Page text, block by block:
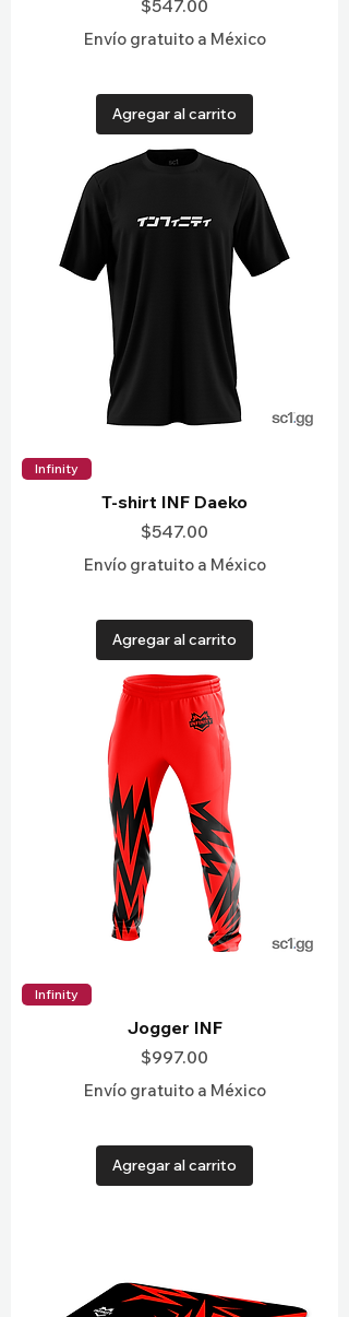
$547.00
Envío gratuito a México
Agregar al carrito
Infinity
T-shirt INF Daeko
Precio
$547.00
Envío gratuito a México
Agregar al carrito
Infinity
Jogger INF
Precio
$997.00
Envío gratuito a México
Agregar al carrito